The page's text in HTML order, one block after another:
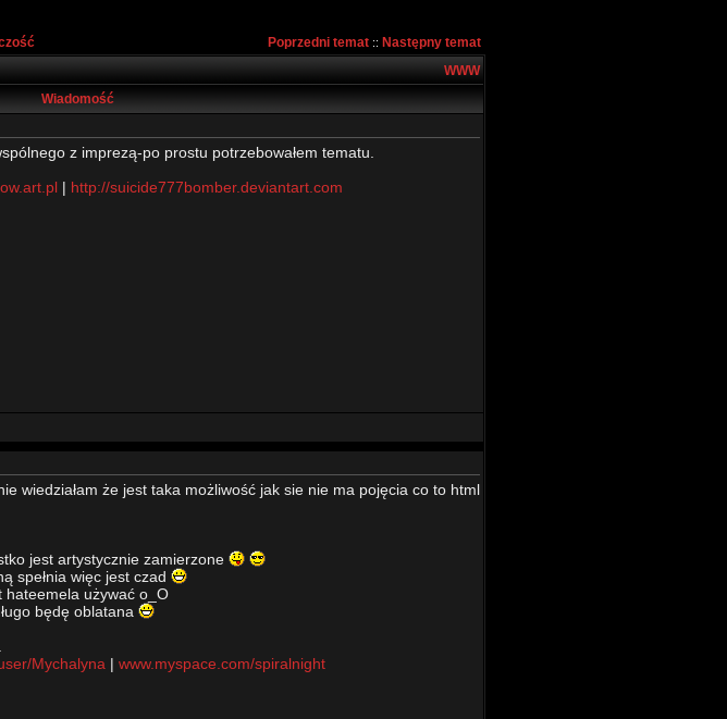
Poprzedni temat :: Następny temat
WWW
Wiadomość
z imprezą-po prostu potrzebowałem tematu.
| http://suicide777bomber.deviantart.com
wiedziałam że jest taka możliwość jak sie nie ma pojęcia co to html
jest artystycznie zamierzone
spełnia więc jest czad
używać o_O
będę oblatana
Mychalyna | www.myspace.com/spiralnight